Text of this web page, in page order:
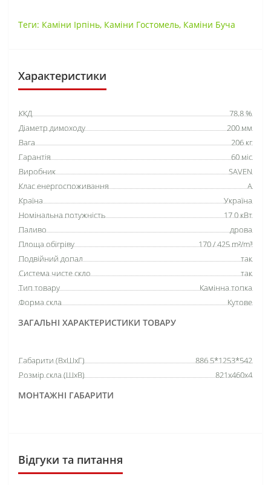
Теги: Каміни Ірпінь, Каміни Гостомель, Каміни Буча
Характеристики
ЗАГАЛЬНІ ХАРАКТЕРИСТИКИ ТОВАРУ
ККД
78.8 %
Діаметр димоходу
200 мм
Вага
206 кг
Гарантія
60 міс
Виробник
SAVEN
Клас енергоспоживання
A
Країна
Україна
Номінальна потужність
17.0 кВт
Паливо
дрова
Площа обігріву
170 / 425 m²/m³
Подвійний допал
так
Система чисте скло
так
Тип товару
Камінна топка
Форма скла
Кутове
МОНТАЖНІ ГАБАРИТИ
Габарити (ВхШхГ)
886.5*1253*542
Розмір скла (ШхВ)
821х460х4
Відгуки та питання